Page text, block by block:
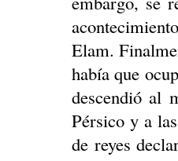
Elam.
había que
descendió al
Pérsico y a
de reyes